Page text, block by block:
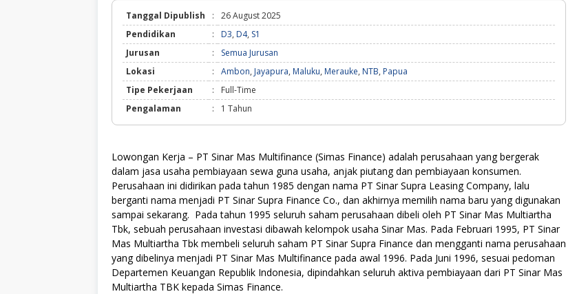
Tanggal Dipublish :
26 August 2025
Pendidikan
: D3, D4, S1
Jurusan
:
Semua Jurusan
Lokasi
: Ambon, Jayapura, Maluku, Merauke, NTB, Papua
Tipe Pekerjaan
:
Full-Time
Pengalaman
: 1 Tahun
Lowongan Kerja – PT Sinar Mas Multifinance (Simas Finance) adalah perusahaan yang bergerak
dalam jasa usaha pembiayaan sewa guna usaha, anjak piutang dan pembiayaan konsumen.
Perusahaan ini didirikan pada tahun 1985 dengan nama PT Sinar Supra Leasing Company, lalu
berganti nama menjadi PT Sinar Supra Finance Co., dan akhirnya memilih nama baru yang digunakan
sampai sekarang. Pada tahun 1995 seluruh saham perusahaan dibeli oleh PT Sinar Mas Multiartha
Tbk, sebuah perusahaan investasi dibawah kelompok usaha Sinar Mas. Pada Februari 1995, PT Sinar
Mas Multiartha Tbk membeli seluruh saham PT Sinar Supra Finance dan mengganti nama perusahaan
yang dibelinya menjadi PT Sinar Mas Multifinance pada awal 1996. Pada Juni 1996, sesuai pedoman
Departemen Keuangan Republik Indonesia, dipindahkan seluruh aktiva pembiayaan dari PT Sinar Mas
Multiartha TBK kepada Simas Finance.